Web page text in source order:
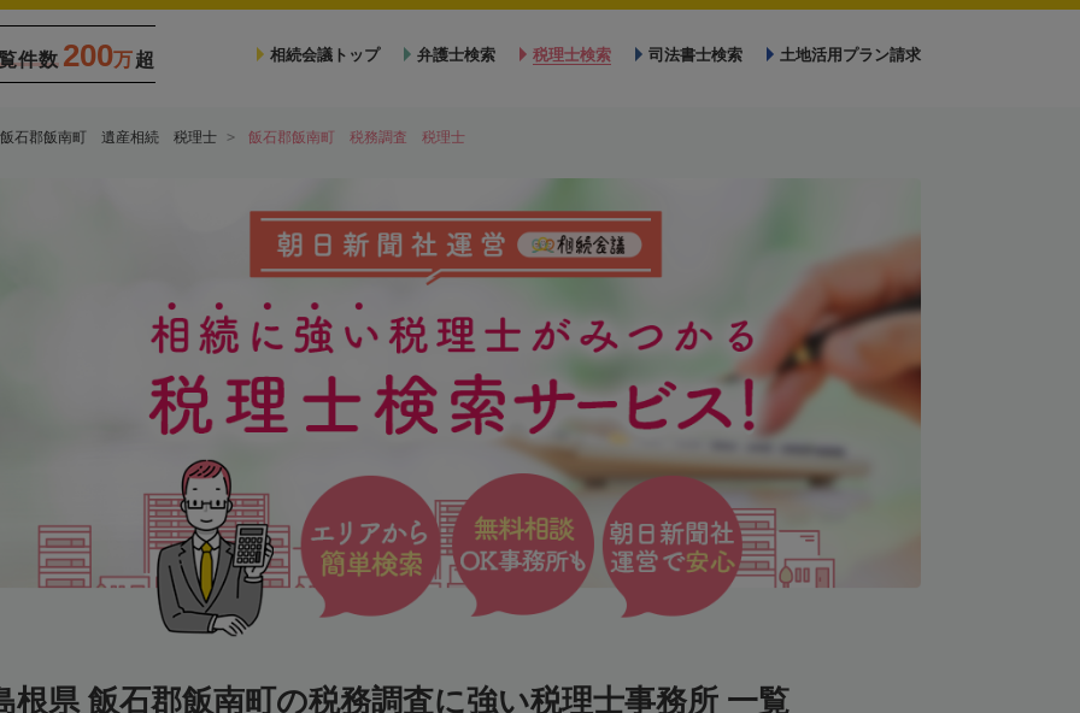
件数 200万超 相続会議トップ 弁護士検索 税理士検索 司法書士検索 土地活用プラン請求
飯石郡飯南町 遺産相続 税理士 飯石郡飯南町 税務調査 税理士
根県 飯石郡飯南町の税務調査に強い税理士事務所 一覧